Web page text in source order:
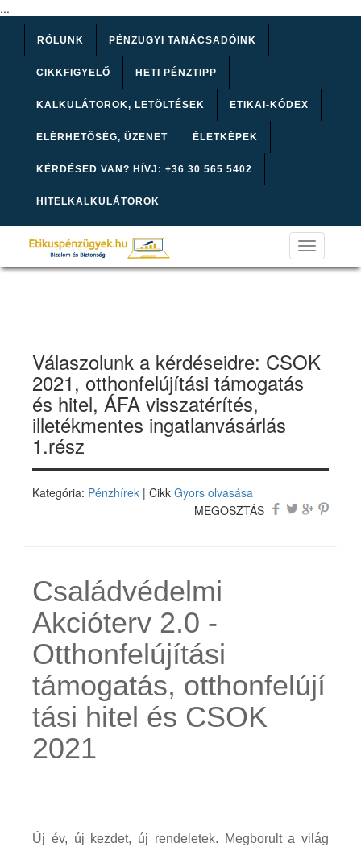
...
RÓLUNK PÉNZÜGYI TANÁCSADÓINK
CIKKFIGYELŐ HETI PÉNZTIPP
KALKULÁTOROK, LETÖLTÉSEK ETIKAI-KÓDEX
ELÉRHETŐSÉG, ÜZENET ÉLETKÉPEK
KÉRDÉSED VAN? HÍVJ: +36 30 565 5402
HITELKALKULÁTOROK
Toggle
navigation
Válaszolunk a kérdéseidre: CSOK
2021, otthonfelújítási támogatás
és hitel, ÁFA visszatérítés,
illetékmentes ingatlanvásárlás
1.rész
Kategória: Pénzhírek | Cikk Gyors olvasása
MEGOSZTÁS
Családvédelmi
Akcióterv 2.0 -
Otthonfelújítási
támogatás, otthonfelújí
tási hitel és CSOK
2021
Új év, új kezdet, új rendeletek. Megborult a világ